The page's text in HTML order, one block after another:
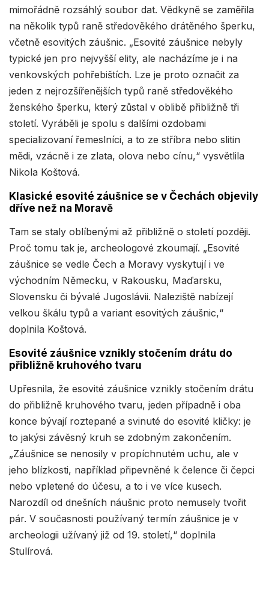
mimořádně rozsáhlý soubor dat. Vědkyně se zaměřila
na několik typů raně středověkého drátěného šperku,
včetně esovitých záušnic. „Esovité záušnice nebyly
typické jen pro nejvyšší elity, ale nacházíme je i na
venkovských pohřebištích. Lze je proto označit za
jeden z nejrozšířenějších typů raně středověkého
ženského šperku, který zůstal v oblibě přibližně tři
století. Vyráběli je spolu s dalšími ozdobami
specializovaní řemeslníci, a to ze stříbra nebo slitin
mědi, vzácně i ze zlata, olova nebo cínu,“ vysvětlila
Nikola Koštová.
Klasické esovité záušnice se v Čechách objevily
dříve než na Moravě
Tam se staly oblíbenými až přibližně o století později.
Proč tomu tak je, archeologové zkoumají. „Esovité
záušnice se vedle Čech a Moravy vyskytují i ve
východním Německu, v Rakousku, Maďarsku,
Slovensku či bývalé Jugoslávii. Naleziště nabízejí
velkou škálu typů a variant esovitých záušnic,“
doplnila Koštová.
Esovité záušnice vznikly stočením drátu do
přibližně kruhového tvaru
Upřesnila, že esovité záušnice vznikly stočením drátu
do přibližně kruhového tvaru, jeden případně i oba
konce bývají roztepané a svinuté do esovité kličky: je
to jakýsi závěsný kruh se zdobným zakončením.
„Záušnice se nenosily v propíchnutém uchu, ale v
jeho blízkosti, například připevněné k čelence či čepci
nebo vpletené do účesu, a to i ve více kusech.
Narozdíl od dnešních náušnic proto nemusely tvořit
pár. V současnosti používaný termín záušnice je v
archeologii užívaný již od 19. století,“ doplnila
Stulírová.